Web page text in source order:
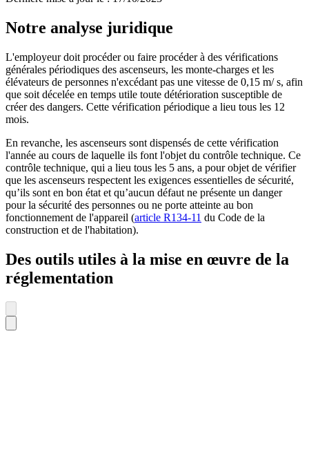
Notre analyse juridique
L'employeur doit procéder ou faire procéder à des vérifications
générales périodiques des ascenseurs, les monte-charges et les
élévateurs de personnes n'excédant pas une vitesse de 0,15 m/ s, afin
que soit décelée en temps utile toute détérioration susceptible de
créer des dangers. Cette vérification périodique a lieu tous les 12
mois.
En revanche, les ascenseurs sont dispensés de cette vérification
l'année au cours de laquelle ils font l'objet du contrôle technique. Ce
contrôle technique, qui a lieu tous les 5 ans, a pour objet de vérifier
que les ascenseurs respectent les exigences essentielles de sécurité,
qu’ils sont en bon état et qu’aucun défaut ne présente un danger
pour la sécurité des personnes ou ne porte atteinte au bon
fonctionnement de l'appareil (article R134-11 du Code de la
construction et de l'habitation).
Des outils utiles à la mise en œuvre de la
réglementation